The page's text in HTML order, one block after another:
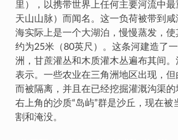
里），以携带世界上任何主要河流中最
天山山脉）而闻名。这一负荷被带到
海实际上是一个大湖泊，慢慢蒸发，
约为25米（80英尺）。这条河建造了
洲，甘蔗灌丛和木质灌木丛遍布其间
表示。一些农业在三角洲地区出现，
而被隔离，并且在已经挖掘灌溉沟渠的
右上角的沙质“岛屿”群是沙丘，现在被
割和淹没。